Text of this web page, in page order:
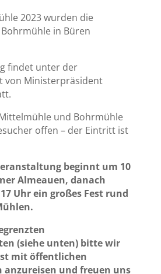
2023 wurden die
in Büren
findet unter der
von Ministerpräsident
und Bohrmühle
offen – der Eintritt ist
beginnt um 10
Almeauen, danach
Uhr ein großes Fest rund
(siehe unten) bitte wir
mit öffentlichen
und freuen uns